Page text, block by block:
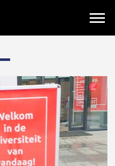
Produktfilme